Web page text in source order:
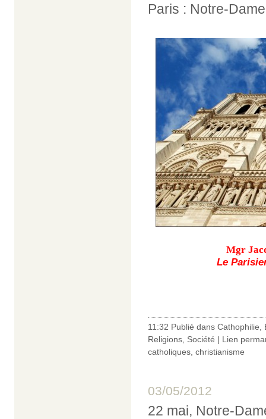
Paris : Notre-
Mgr
Le
11:32 Publié dans Cathophilie
Religions Société | Lien
catholiques christianisme
03/05/2012
22 mai, Notre-